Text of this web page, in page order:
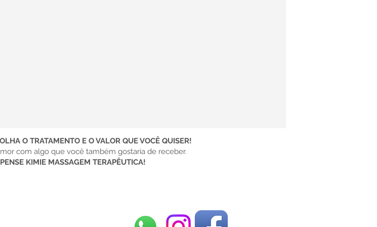
O TRATAMENTO E O VALOR QUE VOCÊ QUISER!
com algo que você também gostaria de receber.
KIMIE MASSAGEM TERAPÊUTICA!